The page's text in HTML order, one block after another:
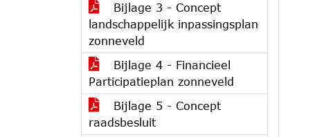
Bijlage 3 - Concept
landschappelijk inpassingsplan
zonneveld
Bijlage 4 - Financieel
Participatieplan zonneveld
Bijlage 5 - Concept
raadsbesluit